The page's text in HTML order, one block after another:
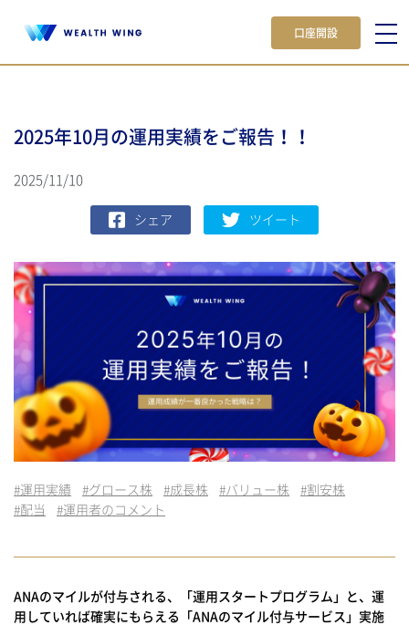
口座開設
2025年10月の運用実績をご報告！！
2025/11/10
シェア ツイート
#運用実績 #グロース株 #成長株 #バリュー株 #割安株
#配当 #運用者のコメント
ANAのマイルが付与される、「運用スタートプログラム」と、運
用していれば確実にもらえる「ANAのマイル付与サービス」実施